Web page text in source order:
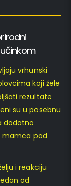
vrhunski
koji žele
rezultate
su u posebnu
dodatno
mamca pod
i reakciju
od